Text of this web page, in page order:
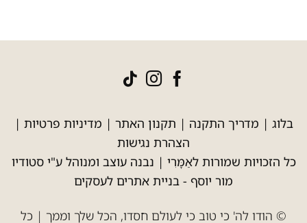
בלוג | מדריך התקנה | תקנון האתר | מדיניות פרטיות |
הצהרת נגישות
כל הזכויות שמורות לאַמָּרִי | נבנה עוצב ומנוהל ע"י סטודיו
מור יוסף - בניית אתרים לעסקים
© הודו לה' כי טוב כי לעולם חסדו, הכל שלך וממך | כל